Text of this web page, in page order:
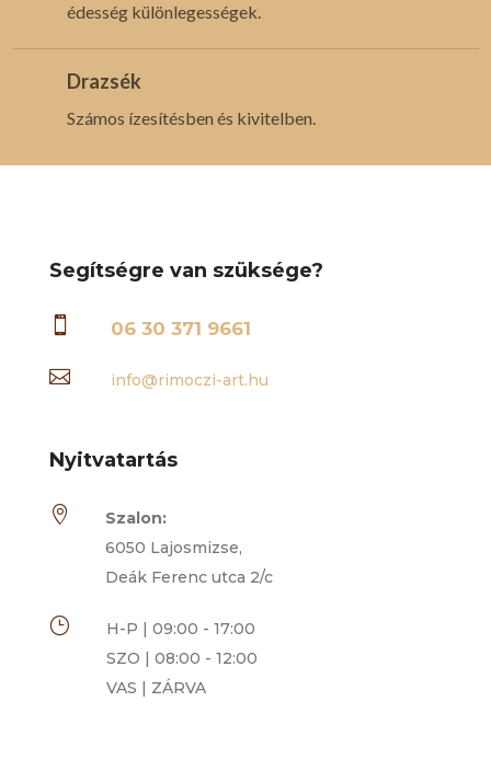
édesség különlegességek.
Drazsék
Számos ízesítésben és kivitelben.
Segítségre van szüksége?
 06 30 371 9661
 info@rimoczi-art.hu
Nyitvatartás

Szalon:
6050 Lajosmizse,
Deák Ferenc utca 2/c
}
H-P | 09:00 - 17:00
SZO | 08:00 - 12:00
VAS | ZÁRVA